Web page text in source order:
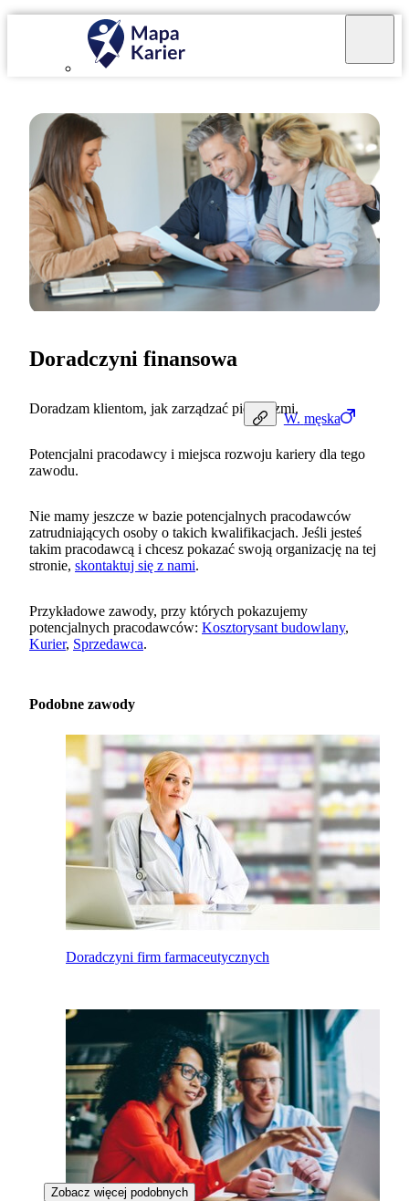
W. męska
Doradczyni finansowa
Doradzam klientom, jak zarządzać pieniędzmi.
Potencjalni pracodawcy i miejsca rozwoju kariery dla tego
zawodu.
Nie mamy jeszcze w bazie potencjalnych pracodawców
zatrudniających osoby o takich kwalifikacjach. Jeśli jesteś
takim pracodawcą i chcesz pokazać swoją organizację na tej
stronie, skontaktuj się z nami.
Przykładowe zawody, przy których pokazujemy
potencjalnych pracodawców: Kosztorysant budowlany,
Kurier, Sprzedawca.
Podobne zawody
Doradczyni firm farmaceutycznych
Zobacz więcej podobnych